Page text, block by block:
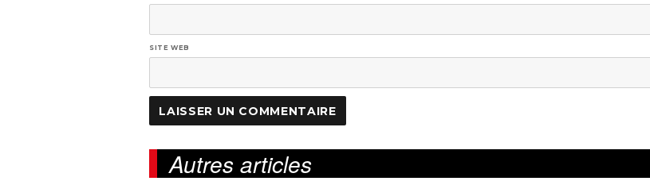
SITE WEB
Autres articles